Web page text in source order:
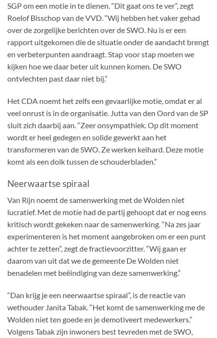
SGP om een motie in te dienen. “Dit gaat ons te ver”, zegt
Roelof Bisschop van de VVD. “Wij hebben het vaker gehad
over de zorgelijke berichten over de SWO. Nu is er een
rapport uitgekomen die de situatie onder de aandacht brengt
en verbeterpunten aandraagt. Stap voor stap moeten we
kijken hoe we daar beter uit kunnen komen. De SWO
ontvlechten past daar niet bij.”
Het CDA noemt het zelfs een gevaarlijke motie, omdat er al
veel onrust is in de organisatie. Jutta van den Oord van de SP
sluit zich daarbij aan. “Zeer onsympathiek. Op dit moment
wordt er heel gedegen en solide gewerkt aan het
transformeren van de SWO. Ze werken keihard. Deze motie
komt als een dolk tussen de schouderbladen.”
Neerwaartse spiraal
Van Rijn noemt de samenwerking met de Wolden niet
lucratief. Met de motie had de partij gehoopt dat er nog eens
kritisch wordt gekeken naar de samenwerking. “Na zes jaar
experimenteren is het moment aangebroken om er een punt
achter te zetten”, zegt de fractievoorzitter. “Wij gaan er
daarom van uit dat we de gemeente De Wolden niet
benadelen met beëindiging van deze samenwerking.”
“Dan krijg je een neerwaartse spiraal”, is de reactie van
wethouder Janita Tabak. “Het komt de samenwerking me de
Wolden niet ten goede en je demotiveert medewerkers.”
Volgens Tabak zijn inwoners best tevreden met de SWO,